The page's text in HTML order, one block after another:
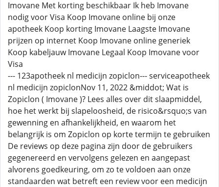
Imovane Met korting beschikbaar Ik heb Imovane
nodig voor Visa Koop Imovane online bij onze
apotheek Koop korting Imovane Laagste Imovane
prijzen op internet Koop Imovane online generiek
Koop kabeljauw Imovane Legaal Koop Imovane voor
Visa
--- 123apotheek nl medicijn zopiclon--- serviceapotheek
nl medicijn zopiclonNov 11, 2022 &middot; Wat is
Zopiclon ( Imovane )? Lees alles over dit slaapmiddel,
hoe het werkt bij slapeloosheid, de risico&rsquo;s van
gewenning en afhankelijkheid, en waarom het
belangrijk is om Zopiclon op korte termijn te gebruiken
De reviews op deze pagina zijn door de gebruikers
gegenereerd en vervolgens gelezen en aangepast
alvorens goedkeuring, om zo te voldoen aan onze
standaarden wat betreft een review voor een medicijn